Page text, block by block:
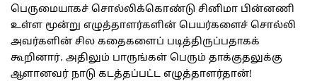
பெருமையாகச் சொல்லிக்கொண்டு சினிமா பின்னணி
உள்ள மூன்று எழுத்தாளர்களின் பெயர்களைச் சொல்லி
அவர்களின் சில கதைகளைப் படித்திருப்பதாகக்
கூறினார். அதிலும் பாருங்கள் பெரும் தாக்குதலுக்கு
ஆளானவர் நாடு கடத்தப்பட்ட எழுத்தாளர்தான்!